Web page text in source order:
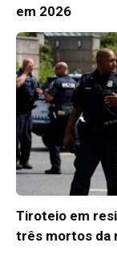
em 2026
Tiroteio em
três mortos da